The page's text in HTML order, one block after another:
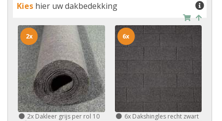
Kies hier uw dakbedekking
2x Dakleer grijs per rol 10
2x
6xDakshingles recht zwart
6x